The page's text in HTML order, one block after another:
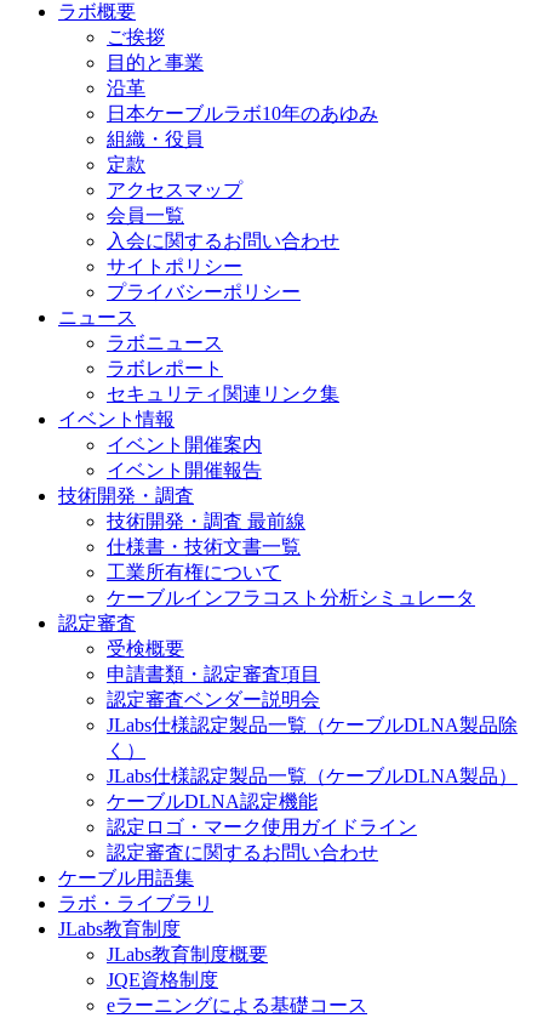
ラボ概要
ご挨拶
目的と事業
沿革
日本ケーブルラボ10年のあゆみ
組織・役員
定款
アクセスマップ
会員一覧
入会に関するお問い合わせ
サイトポリシー
プライバシーポリシー
ニュース
ラボニュース
ラボレポート
セキュリティ関連リンク集
イベント情報
イベント開催案内
イベント開催報告
技術開発・調査
技術開発・調査 最前線
仕様書・技術文書一覧
工業所有権について
ケーブルインフラコスト分析シミュレータ
認定審査
受検概要
申請書類・認定審査項目
認定審査ベンダー説明会
JLabs仕様認定製品一覧（ケーブルDLNA製品除
く）
JLabs仕様認定製品一覧（ケーブルDLNA製品）
ケーブルDLNA認定機能
認定ロゴ・マーク使用ガイドライン
認定審査に関するお問い合わせ
ケーブル用語集
ラボ・ライブラリ
JLabs教育制度
JLabs教育制度概要
JQE資格制度
eラーニングによる基礎コース